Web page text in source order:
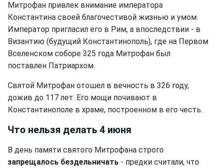
Митрофан привлек внимание императора
Константина своей благочестивой жизнью и умом.
Император пригласил его в Рим, а впоследствии - в
Византию (будущий Константинополь), где на Первом
Вселенском соборе 325 года Митрофан был
поставлен Патриархом.
Святой Митрофан отошел в вечность в 326 году,
дожив до 117 лет. Его мощи почивают в
Константинополе в храме, построенном в его честь.
Что нельзя делать 4 июня
В день памяти святого Митрофана строго
запрещалось бездельничать - предки считали, что